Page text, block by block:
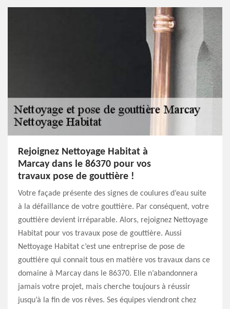
Rejoignez Nettoyage Habitat à
Marcay dans le 86370 pour vos
travaux pose de gouttière !
Votre façade présente des signes de coulures d’eau suite
à la défaillance de votre gouttière. Par conséquent, votre
gouttière devient irréparable. Alors, rejoignez Nettoyage
Habitat pour vos travaux pose de gouttière. Aussi
Nettoyage Habitat c’est une entreprise de pose de
gouttière qui connait tous en matière vos travaux dans ce
domaine à Marcay dans le 86370. Elle n’abandonnera
jamais votre projet, mais cherche toujours à réussir
jusqu’à la fin de vos rêves. Ses équipes viendront chez